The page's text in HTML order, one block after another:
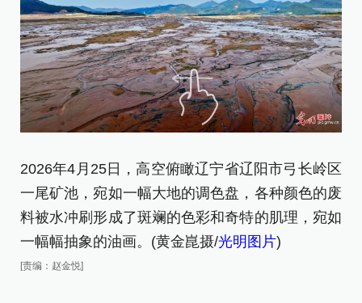
2026年4月25日，高空俯瞰辽宁省辽阳市弓长岭区
一尾矿池，宛如一幅大地的调色盘，各种颜色的废
料被水冲刷形成了斑斓的色彩和奇特的肌理，宛如
一幅幅抽象的油画。(黄金崑摄/光明图片)
[责编：赵金悦]